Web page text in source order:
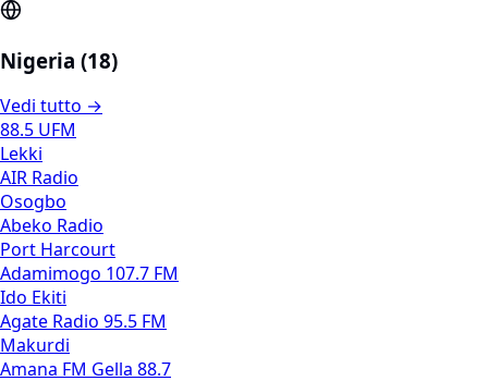
Nigeria (18)
Vedi tutto →
88.5 UFM
Lekki
AIR Radio
Osogbo
Abeko Radio
Port Harcourt
Adamimogo 107.7 FM
Ido Ekiti
Agate Radio 95.5 FM
Makurdi
Amana FM Gella 88.7